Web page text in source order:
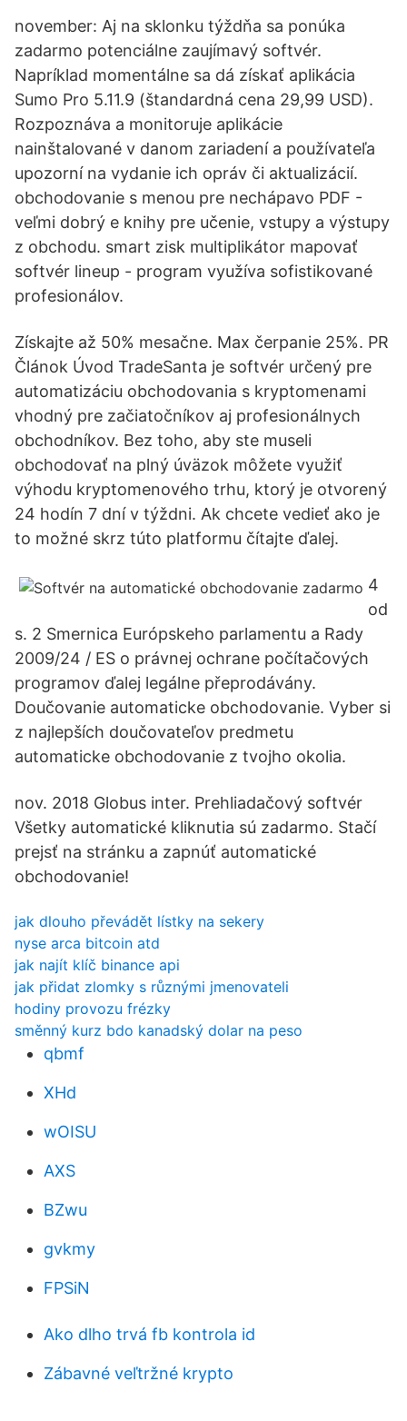
november: Aj na sklonku týždňa sa ponúka
zadarmo potenciálne zaujímavý softvér.
Napríklad momentálne sa dá získať aplikácia
Sumo Pro 5.11.9 (štandardná cena 29,99 USD).
Rozpoznáva a monitoruje aplikácie
nainštalované v danom zariadení a používateľa
upozorní na vydanie ich opráv či aktualizácií.
obchodovanie s menou pre nechápavo PDF -
veľmi dobrý e knihy pre učenie, vstupy a výstupy
z obchodu. smart zisk multiplikátor mapovať
softvér lineup - program využíva sofistikované
profesionálov.
Získajte až 50% mesačne. Max čerpanie 25%. PR
Článok Úvod TradeSanta je softvér určený pre
automatizáciu obchodovania s kryptomenami
vhodný pre začiatočníkov aj profesionálnych
obchodníkov. Bez toho, aby ste museli
obchodovať na plný úväzok môžete využiť
výhodu kryptomenového trhu, ktorý je otvorený
24 hodín 7 dní v týždni. Ak chcete vedieť ako je
to možné skrz túto platformu čítajte ďalej.
4
od
s. 2 Smernica Európskeho parlamentu a Rady
2009/24 / ES o právnej ochrane počítačových
programov ďalej legálne přeprodávány.
Doučovanie automaticke obchodovanie. Vyber si
z najlepších doučovateľov predmetu
automaticke obchodovanie z tvojho okolia.
nov. 2018 Globus inter. Prehliadačový softvér
Všetky automatické kliknutia sú zadarmo. Stačí
prejsť na stránku a zapnúť automatické
obchodovanie!
jak dlouho převádět lístky na sekery
nyse arca bitcoin atd
jak najít klíč binance api
jak přidat zlomky s různými jmenovateli
hodiny provozu frézky
směnný kurz bdo kanadský dolar na peso
qbmf
XHd
wOISU
AXS
BZwu
gvkmy
FPSiN
Ako dlho trvá fb kontrola id
Zábavné veľtržné krypto